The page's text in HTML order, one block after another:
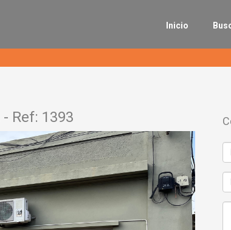
Inicio
- Ref: 1393